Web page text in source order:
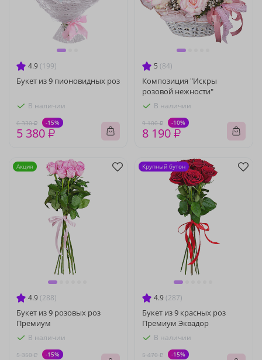
4.9 (199)
Букет из 9 пионовидных роз
В наличии
6 330 ₽ -15%
5 380 ₽
5 (84)
Композиция "Искры
розовой нежности"
В наличии
9 100 ₽ -10%
8 190 ₽
4.9 (288)
Букет из 9 розовых роз
Премиум
В наличии
5 350 ₽ -15%
Акция
4.9 (287)
Букет из 9 красных роз
Премиум Эквадор
В наличии
5 470 ₽ -15%
Крупный бутон